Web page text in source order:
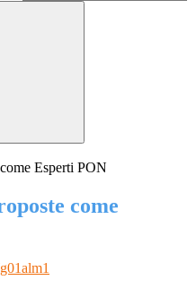
Esperti PON
come